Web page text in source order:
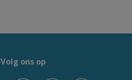
Volg ons op